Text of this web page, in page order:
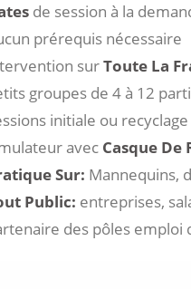
de session à la
prérequis nécessaire
surToute La
groupes de 4 à 12
initiale ou recyclage
avec Casque
Sur: Mannequins,
Public: entreprises,
des pôles